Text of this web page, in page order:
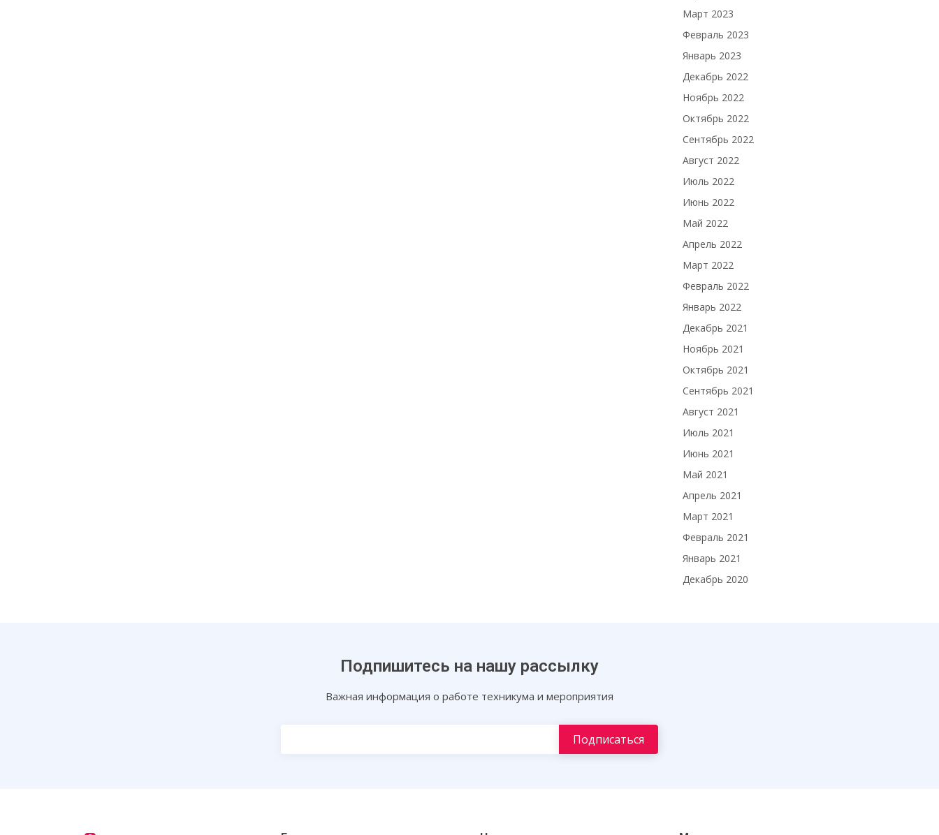
Март 2023
Февраль 2023
Январь 2023
Декабрь 2022
Ноябрь 2022
Октябрь 2022
Сентябрь 2022
Август 2022
Июль 2022
Июнь 2022
Май 2022
Апрель 2022
Март 2022
Февраль 2022
Январь 2022
Декабрь 2021
Ноябрь 2021
Октябрь 2021
Сентябрь 2021
Август 2021
Июль 2021
Июнь 2021
Май 2021
Апрель 2021
Март 2021
Февраль 2021
Январь 2021
Декабрь 2020
Подпишитесь на нашу рассылку
Важная информация о работе техникума и мероприятия